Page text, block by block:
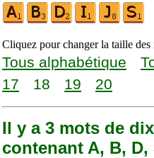
Cliquez pour changer la taille des
Tous alphabétique
17
18 19 20
Il y a 3 mots de
contenant A, B, D,